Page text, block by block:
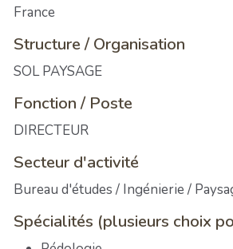
France
Structure / Organisation
SOL PAYSAGE
Fonction / Poste
DIRECTEUR
Secteur d'activité
Bureau d'études / Ingénierie /
Spécialités (plusieurs choix